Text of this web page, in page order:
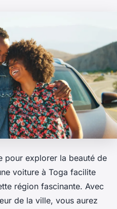
pour explorer la beauté de
voiture à Toga facilite
région fascinante. Avec
de la ville, vous aurez